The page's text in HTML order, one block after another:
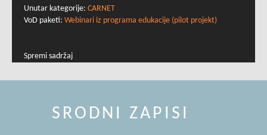
Unutar kategorije: CARNET
VoD paketi: Webinari iz programa edukacije (pilot projekt)
Spremi sadržaj
SRODNI ZAPISI